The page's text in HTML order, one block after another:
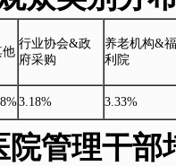
他
行业协会&政
府采购
养老机构&福
利院
3.18% 3.33%
院管理干部